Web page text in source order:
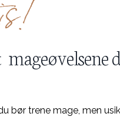
bør trene mage, men